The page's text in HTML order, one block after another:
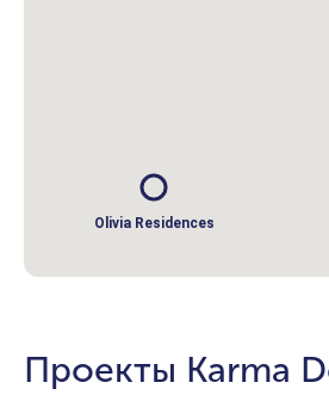
Olivia Residences
Проекты Karma